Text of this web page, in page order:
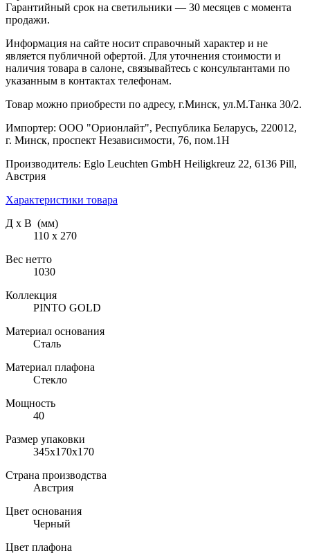
Гарантийный срок на светильники — 30 месяцев с момента
продажи.
Информация на сайте носит справочный характер и не
является публичной офертой. Для уточнения стоимости и
наличия товара в салоне, связывайтесь с консультантами по
указанным в контактах телефонам.
Товар можно приобрести по адресу, г.Минск, ул.М.Танка 30/2.
Импортер: ООО "Орионлайт", Республика Беларусь, 220012,
г. Минск, проспект Независимости, 76, пом.1Н
Производитель: Eglo Leuchten GmbH Heiligkreuz 22, 6136 Pill,
Австрия
Характеристики товара
Д х В (мм)
110 х 270
Вес нетто
1030
Коллекция
PINTO GOLD
Материал основания
Сталь
Материал плафона
Стекло
Мощность
40
Размер упаковки
345х170х170
Страна производства
Австрия
Цвет основания
Черный
Цвет плафона